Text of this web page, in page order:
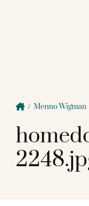
/ Menno Wigman